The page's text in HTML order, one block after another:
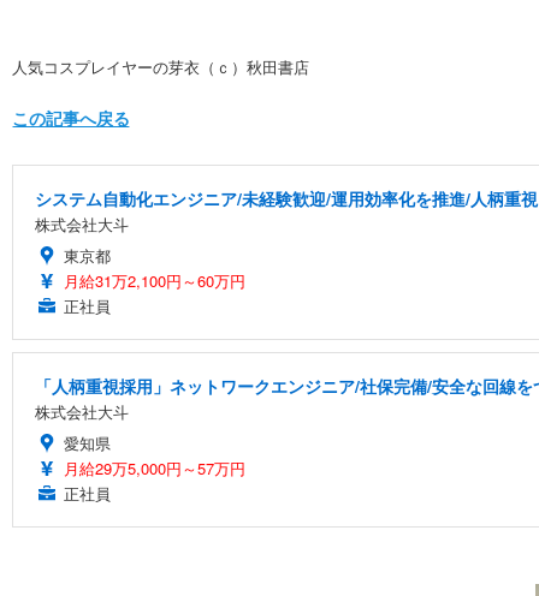
人気コスプレイヤーの芽衣（ｃ）秋田書店
この記事へ戻る
システム自動化エンジニア/未経験歓迎/運用効率化を推進/人柄重視
株式会社大斗
東京都
月給31万2,100円～60万円
正社員
「人柄重視採用」ネットワークエンジニア/社保完備/安全な回線を
株式会社大斗
愛知県
月給29万5,000円～57万円
正社員